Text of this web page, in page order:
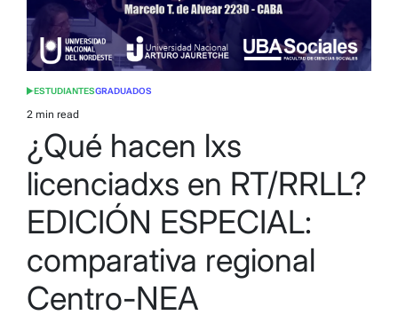
POSTED
IN
ESTUDIANTESGRADUADOS
Estimated
read
time
2 min read
¿Qué hacen lxs
licenciadxs en RT/RRLL?
EDICIÓN ESPECIAL:
comparativa regional
Centro-NEA